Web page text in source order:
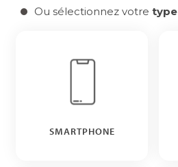
Ou sélectionnez votre type
SMARTPHONE